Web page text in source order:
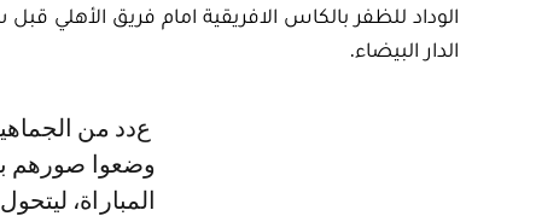
الوداد للظفر بالكاس الافريقية امام فريق
الدار البيضاء.
عدد من الجماهير ومشجعي فريق الوداد البيضاوي بالمغرب وخارج المغرب
وضعوا صورهم
المباراة،